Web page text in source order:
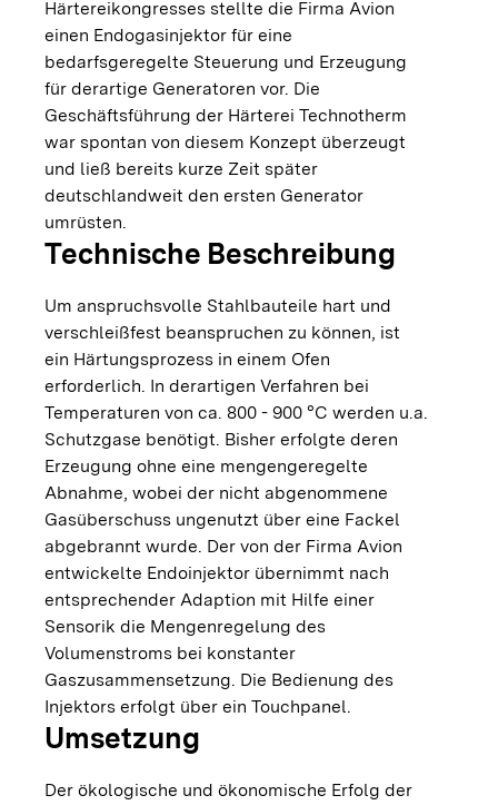
Härtereikongresses stellte die Firma Avion
einen Endogasinjektor für eine
bedarfsgeregelte Steuerung und Erzeugung
für derartige Generatoren vor. Die
Geschäftsführung der Härterei Technotherm
war spontan von diesem Konzept überzeugt
und ließ bereits kurze Zeit später
deutschlandweit den ersten Generator
umrüsten.
Technische Beschreibung
Um anspruchsvolle Stahlbauteile hart und
verschleißfest beanspruchen zu können, ist
ein Härtungsprozess in einem Ofen
erforderlich. In derartigen Verfahren bei
Temperaturen von ca. 800 - 900 °C werden u.a.
Schutzgase benötigt. Bisher erfolgte deren
Erzeugung ohne eine mengengeregelte
Abnahme, wobei der nicht abgenommene
Gasüberschuss ungenutzt über eine Fackel
abgebrannt wurde. Der von der Firma Avion
entwickelte Endoinjektor übernimmt nach
entsprechender Adaption mit Hilfe einer
Sensorik die Mengenregelung des
Volumenstroms bei konstanter
Gaszusammensetzung. Die Bedienung des
Injektors erfolgt über ein Touchpanel.
Umsetzung
Der ökologische und ökonomische Erfolg der